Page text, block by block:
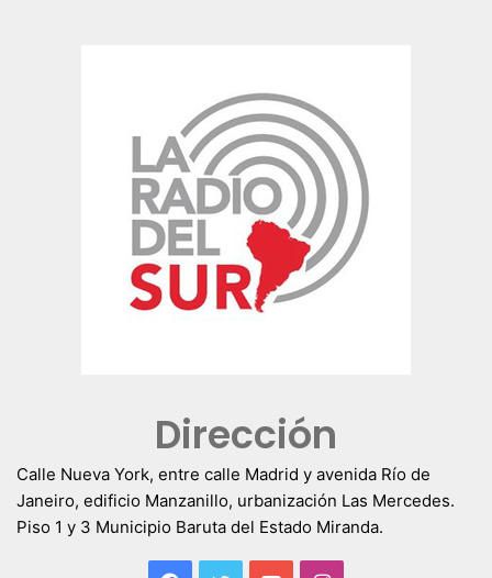
Dirección
Calle Nueva York, entre calle Madrid y avenida Río de
Janeiro, edificio Manzanillo, urbanización Las Mercedes.
Piso 1 y 3 Municipio Baruta del Estado Miranda.